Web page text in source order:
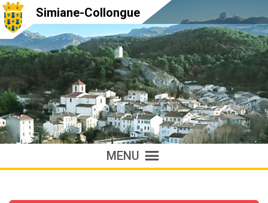
Simiane-Collongue
MENU